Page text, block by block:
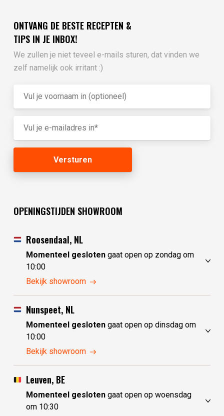
ONTVANG DE BESTE RECEPTEN &
TIPS IN JE INBOX!
We zullen je niet teveel e-mails sturen, dat vinden we
zelf namelijk ook irritant :)
OPENINGSTIJDEN SHOWROOM
Roosendaal, NL
Momenteel geslotengaat open op zondag om
10:00
zaterdag
zondag
10:00 - 17:30
maandag
dinsdag
gesloten
woensdag
donderdag
Bekijk showroom
Nunspeet, NL
Momenteel geslotengaat open op dinsdag om
10:00
zaterdag
zondag
gesloten
maandag
dinsdag
10:00 - 17:30
woensdag
10:00 - 17:30
Bekijk showroom
Leuven, BE
Momenteel geslotengaat open op woensdag
om 10:30